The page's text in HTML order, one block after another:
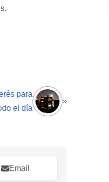
para
el día
»
Email